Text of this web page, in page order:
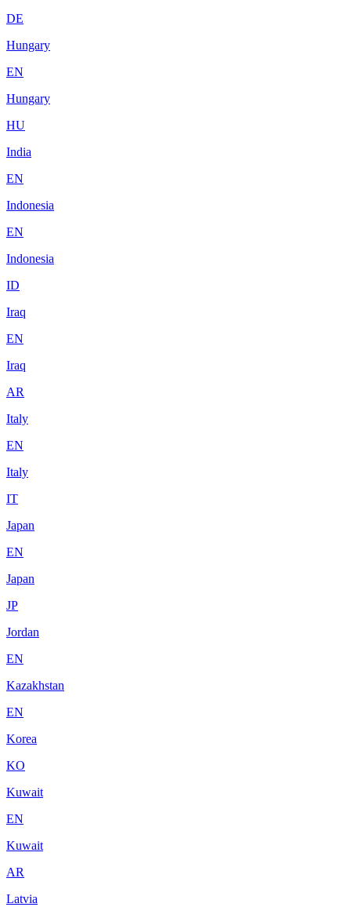
DE
Hungary
EN
Hungary
HU
India
EN
Indonesia
EN
Indonesia
ID
Iraq
EN
Iraq
AR
Italy
EN
Italy
IT
Japan
EN
Japan
JP
Jordan
EN
Kazakhstan
EN
Korea
KO
Kuwait
EN
Kuwait
AR
Latvia